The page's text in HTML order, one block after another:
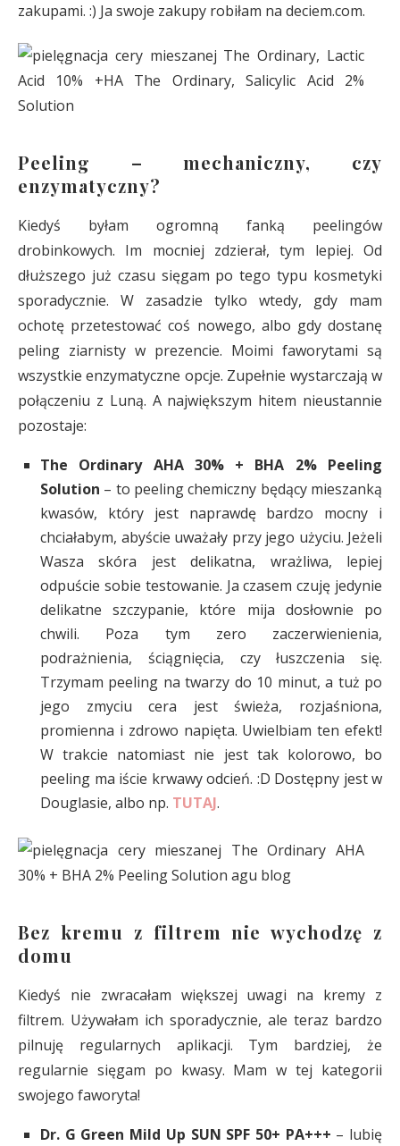
zakupami. :) Ja swoje zakupy robiłam na deciem.com.
Peeling – mechaniczny, czy
enzymatyczny?
Kiedyś byłam ogromną fanką peelingów
drobinkowych. Im mocniej zdzierał, tym lepiej. Od
dłuższego już czasu sięgam po tego typu kosmetyki
sporadycznie. W zasadzie tylko wtedy, gdy mam
ochotę przetestować coś nowego, albo gdy dostanę
peling ziarnisty w prezencie. Moimi faworytami są
wszystkie enzymatyczne opcje. Zupełnie wystarczają w
połączeniu z Luną. A największym hitem nieustannie
pozostaje:
The Ordinary AHA 30% + BHA 2% Peeling
Solution – to peeling chemiczny będący mieszanką
kwasów, który jest naprawdę bardzo mocny i
chciałabym, abyście uważały przy jego użyciu. Jeżeli
Wasza skóra jest delikatna, wrażliwa, lepiej
odpuście sobie testowanie. Ja czasem czuję jedynie
delikatne szczypanie, które mija dosłownie po
chwili. Poza tym zero zaczerwienienia,
podrażnienia, ściągnięcia, czy łuszczenia się.
Trzymam peeling na twarzy do 10 minut, a tuż po
jego zmyciu cera jest świeża, rozjaśniona,
promienna i zdrowo napięta. Uwielbiam ten efekt!
W trakcie natomiast nie jest tak kolorowo, bo
peeling ma iście krwawy odcień. :D Dostępny jest w
Douglasie, albo np. TUTAJ.
Bez kremu z filtrem nie wychodzę z
domu
Kiedyś nie zwracałam większej uwagi na kremy z
filtrem. Używałam ich sporadycznie, ale teraz bardzo
pilnuję regularnych aplikacji. Tym bardziej, że
regularnie sięgam po kwasy. Mam w tej kategorii
swojego faworyta!
Dr. G Green Mild Up SUN SPF 50+ PA+++ – lubię